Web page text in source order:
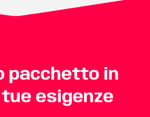
pacchetto in
esigenze